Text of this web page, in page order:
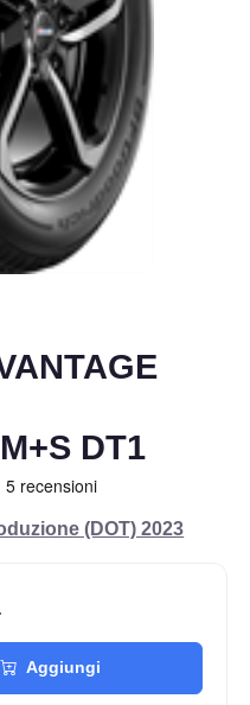
DT1
(DOT) 2023
Aggiungi